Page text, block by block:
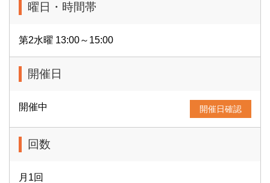
曜日・時間帯
第2水曜 13:00～15:00
開催日
開催中 開催日確認
回数
月1回